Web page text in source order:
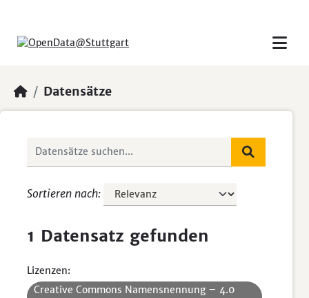
Datensätze
Sortieren nach
1 Datensatz gefunden
Lizenzen:
Creative Commons Namensnennung – 4.0